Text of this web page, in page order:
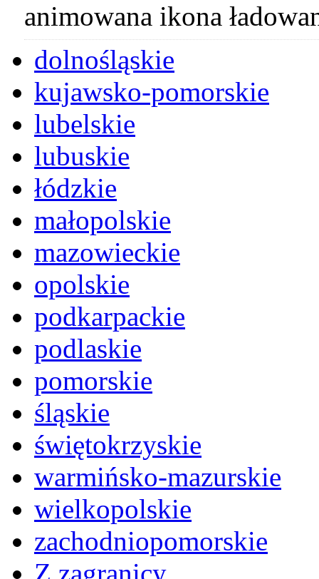
animowana ikona
dolnośląskie
kujawsko-pomorskie
lubelskie
lubuskie
łódzkie
małopolskie
mazowieckie
opolskie
podkarpackie
podlaskie
pomorskie
śląskie
świętokrzyskie
warmińsko-mazurskie
wielkopolskie
zachodniopomorskie